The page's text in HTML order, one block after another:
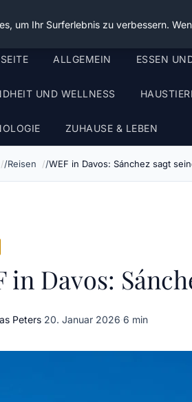
ALLGEMEIN ESSEN
UND WELLNESS
ZUHAUSE & LEBEN
Reisen WEF in Davos: Sánchez sagt
in Davos:
Peters·20. Januar 2026·6 min
um Ihr Surferlebnis zu verbessern.